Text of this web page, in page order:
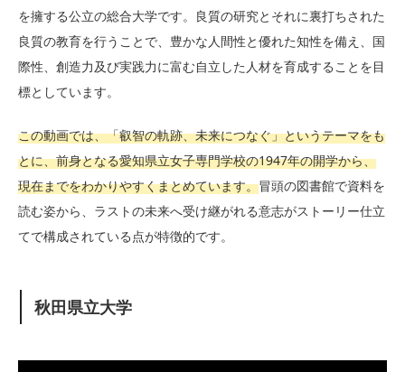
を擁する公立の総合大学です。良質の研究とそれに裏打ちされた
良質の教育を行うことで、豊かな人間性と優れた知性を備え、国
際性、創造力及び実践力に富む自立した人材を育成することを目
標としています。
この動画では、「叡智の軌跡、未来につなぐ」というテーマをも
とに、前身となる愛知県立女子専門学校の1947年の開学から、
現在までをわかりやすくまとめています。冒頭の図書館で資料を
読む姿から、ラストの未来へ受け継がれる意志がストーリー仕立
てで構成されている点が特徴的です。
秋田県立大学